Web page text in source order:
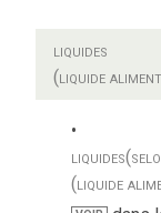
liquides
(liquide
liquides
(liquide